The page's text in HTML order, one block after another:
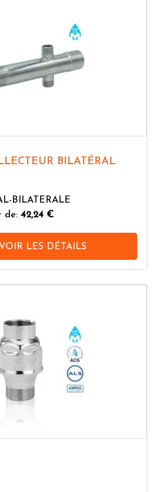
BILATÉRAL
BILATERALE
de: 42,24 €
VOIR LES DÉTAILS